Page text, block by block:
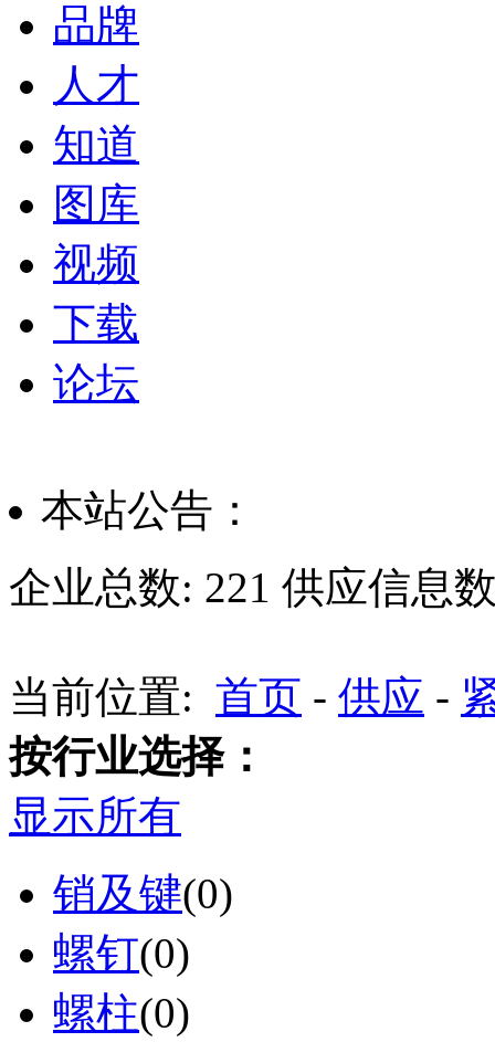
品牌
人才
知道
图库
视频
下载
论坛
本站公告：
企业总数: 221 供应信息
当前位置: 首页 - 供应 -
按行业选择：
显示所有
销及键(0)
螺钉(0)
螺柱(0)